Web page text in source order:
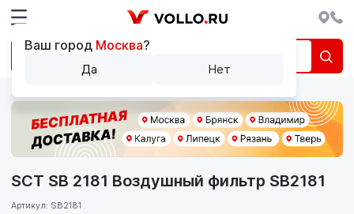
SCT SB 2181 Воздушный фильтр SB2181
Артикул: SB2181
Ваш город Москва?
Да Нет